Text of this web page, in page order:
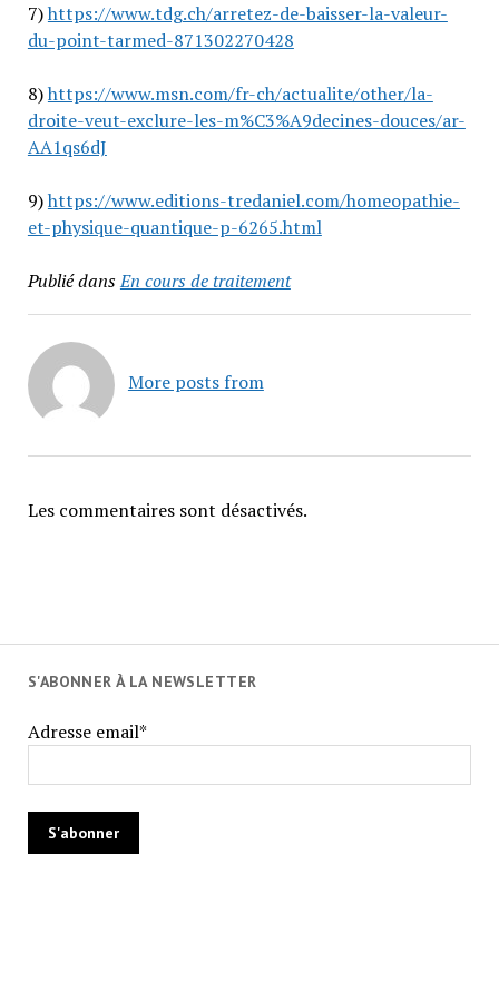
7)https://www.tdg.ch/arretez-de-baisser-la-valeur-
du-point-tarmed-871302270428
8)https://www.msn.com/fr-ch/actualite/other/la-
droite-veut-exclure-les-m%C3%A9decines-douces/ar-
AA1qs6dJ
9)https://www.editions-tredaniel.com/homeopathie-
et-physique-quantique-p-6265.html
Publié dansEn cours de traitement
More posts from
Les commentaires sont désactivés.
S'ABONNER À LA NEWSLETTER
Adresse email*